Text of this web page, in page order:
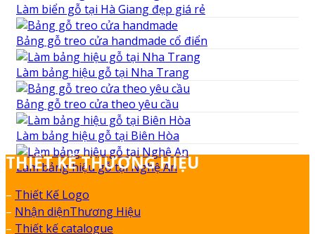
Làm biển gỗ tại Hà Giang đẹp giá rẻ
Bảng gỗ treo cửa handmade cổ điển
Làm bảng hiệu gỗ tại Nha Trang
Bảng gỗ treo cửa theo yêu cầu
Làm bảng hiệu gỗ tại Biên Hòa
Làm bảng hiệu gỗ tại Nghệ An
THIẾT KẾ THƯƠNG HIỆU
– Thiết Kế Logo
– Nhận diệnThương Hiệu
– Thiết kế catalogue